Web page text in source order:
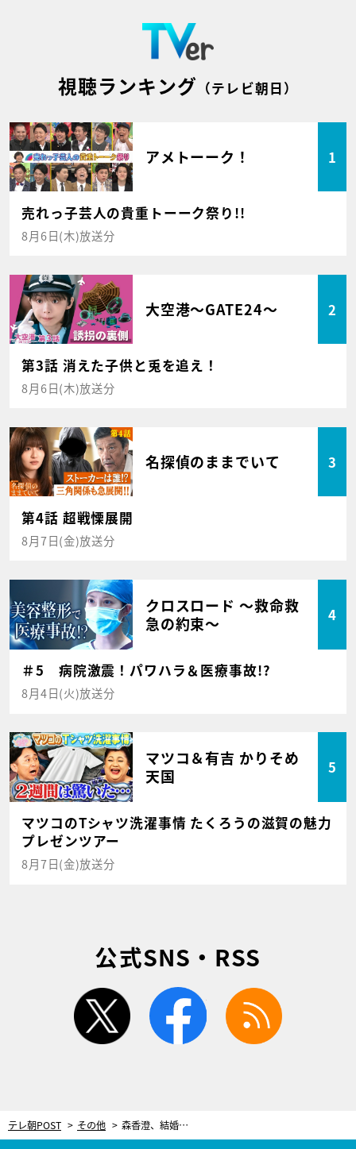
視聴ランキング （テレビ朝日）
アメトーーク！ 1
売れっ子芸人の貴重トーーク祭り!!
8月6日(木)放送分
大空港～GATE24～ 2
第3話 消えた子供と兎を追え！
8月6日(木)放送分
名探偵のままでいて 3
第4話 超戦慄展開
8月7日(金)放送分
クロスロード ～救命救
急の約束～
4
＃5 病院激震！パワハラ＆医療事故!?
8月4日(火)放送分
マツコ＆有吉 かりそめ
天国
5
マツコのTシャツ洗濯事情 たくろうの滋賀の魅力
プレゼンツアー
8月7日(金)放送分
公式SNS・RSS
twitter facebook
テレ朝POST その他 森香澄、結婚相手に譲れない条件を明かす 実名で“結婚したら幸せになれそう”な芸能人も告白